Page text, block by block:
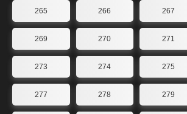
265 266 267
269 270 271
273 274 275
277 278 279